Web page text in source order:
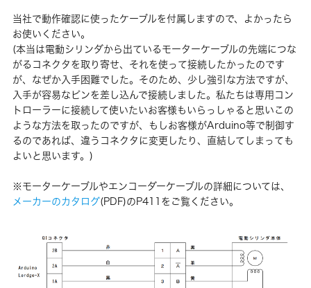
当社で動作確認に使ったケーブルを付属しますので、よかったら
お使いください。
(本当は電動シリンダから出ているモーターケーブルの先端につな
がるコネクタを取り寄せ、それを使って接続したかったのです
が、なぜか入手困難でした。そのため、少し強引な方法ですが、
入手が容易なピンを差し込んで接続しました。私たちは専用コン
トローラーに接続して使いたいお客様もいらっしゃると思いこの
ような方法を取ったのですが、もしお客様がArduino等で制御す
るのであれば、違うコネクタに変更したり、直結してしまっても
よいと思います。)
※モーターケーブルやエンコーダーケーブルの詳細については、
メーカーのカタログ(PDF)のP411をご覧ください。